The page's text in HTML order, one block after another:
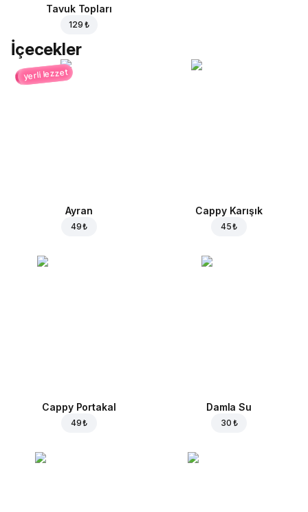
Tavuk Topları
129 ₺
İçecekler
yerli lezzet
Ayran
49 ₺
Cappy Karışık
45 ₺
Cappy Portakal
49 ₺
Damla Su
30 ₺